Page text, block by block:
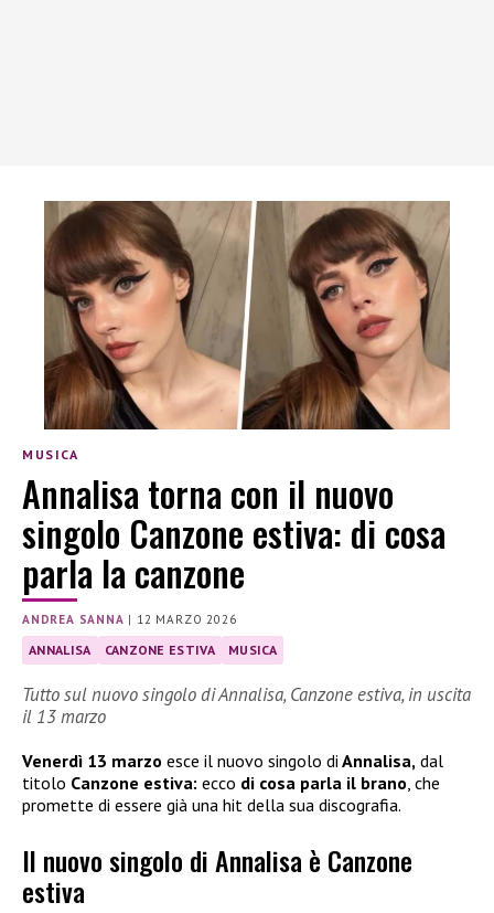
MUSICA
Annalisa torna con il nuovo
singolo Canzone estiva: di cosa
parla la canzone
ANDREA SANNA | 12 MARZO 2026
ANNALISA CANZONE ESTIVA MUSICA
Tutto sul nuovo singolo di Annalisa, Canzone estiva, in uscita
il 13 marzo
Venerdì 13 marzo esce il nuovo singolo di Annalisa, dal
titolo Canzone estiva: ecco di cosa parla il brano , che
promette di essere già una hit della sua discografia.
Il nuovo singolo di Annalisa è Canzone
estiva